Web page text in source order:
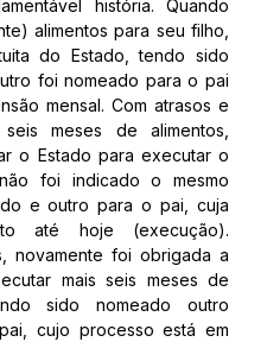
história. Quando
alimentos para seu filho,
do Estado, tendo sido
foi nomeado para o pai
mensal. Com atrasos e
meses de alimentos,
o Estado para executar o
foi indicado o mesmo
e outro para o pai, cuja
até hoje (execução).
novamente foi obrigada a
mais seis meses de
sido nomeado outro
cujo processo está em